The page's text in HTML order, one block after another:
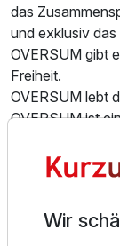
Suite/n
2 Erwachsene
Ausstattung
das
und exklusiv
OVERSUM gibt
Freiheit.
OVERSUM lebt
OVERSUM ist
Das Oversum
Nichtraucher
Wir